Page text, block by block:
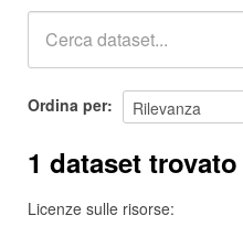
Ordina per
1 dataset trovato
Licenze sulle risorse: